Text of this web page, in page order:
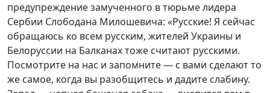
предупреждение замученного в тюрьме лидера
Сербии Слободана Милошевича: «Русские! Я сейчас
обращаюсь ко всем русским, жителей Украины и
Белоруссии на Балканах тоже считают русскими.
Посмотрите на нас и запомните — с вами сделают то
же самое, когда вы разобщитесь и дадите слабину.